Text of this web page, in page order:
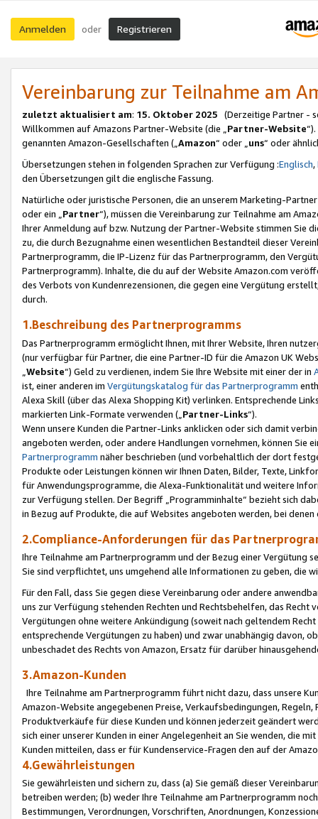
Anmelden oder Registrieren
Vereinbarung zur Teilnahme am
zuletzt aktualisiert am: 15. Oktober 2025 (Derzeitige Partner -
Willkommen auf Amazons Partner-Website (die „Partner-Website
genannten Amazon-Gesellschaften („Amazon“ oder „uns“ oder
Übersetzungen stehen in folgenden Sprachen zur Verfügung :Englisch,
den Übersetzungen gilt die englische Fassung.
Natürliche oder juristische Personen, die an unserem Marketing-
oder ein „Partner“), müssen die Vereinbarung zur Teilnahme am
Ihrer Anmeldung auf bzw. Nutzung der Partner-Website stimmen Sie
zu, die durch Bezugnahme einen wesentlichen Bestandteil dieser
Partnerprogramm, die IP-Lizenz für das Partnerprogramm, den
Partnerprogramm). Inhalte, die du auf der Website Amazon.com
des Verbots von Kundenrezensionen, die gegen eine Vergütung
durch.
1.Beschreibung des Partnerprogramms
Das Partnerprogramm ermöglicht Ihnen, mit Ihrer Website, Ihren
(nur verfügbar für Partner, die eine Partner-ID für die Amazon UK
Website“) Geld zu verdienen, indem Sie Ihre Website mit einer der in
ist, einer anderen im Vergütungskatalog für das Partnerprogramm
Alexa Skill (über das Alexa Shopping Kit) verlinken. Entsprechende
markierten Link-Formate verwenden („ Partner-Links“).
Wenn unsere Kunden die Partner-Links anklicken oder sich damit
angeboten werden, oder andere Handlungen vornehmen, können Sie
Partnerprogramm näher beschrieben (und vorbehaltlich der dort
Produkte oder Leistungen können wir Ihnen Daten, Bilder, Texte,
für Anwendungsprogramme, die Alexa-Funktionalität und weitere
zur Verfügung stellen. Der Begriff „Programminhalte“ bezieht sich
in Bezug auf Produkte, die auf Websites angeboten werden, bei
2.Compliance-Anforderungen für das
Ihre Teilnahme am Partnerprogramm und der Bezug einer Vergütung
Sie sind verpflichtet, uns umgehend alle Informationen zu geben, die
Für den Fall, dass Sie gegen diese Vereinbarung oder andere
uns zur Verfügung stehenden Rechten und Rechtsbehelfen, das
Vergütungen ohne weitere Ankündigung (soweit nach geltendem
entsprechende Vergütungen zu haben) und zwar unabhängig davon,
unbeschadet des Rechts von Amazon, Ersatz für darüber
3.Amazon-Kunden
Ihre Teilnahme am Partnerprogramm führt nicht dazu, dass unsere
Amazon-Website angegebenen Preise, Verkaufsbedingungen,
Produktverkäufe für diese Kunden und können jederzeit geändert
sich einer unserer Kunden in einer Angelegenheit an Sie wenden, die
Kunden mitteilen, dass er für Kundenservice-Fragen den auf der
4.Gewährleistungen
Sie gewährleisten und sichern zu, dass (a) Sie gemäß dieser
betreiben werden; (b) weder Ihre Teilnahme am Partnerprogramm
Bestimmungen, Verordnungen, Vorschriften, Anordnungen,